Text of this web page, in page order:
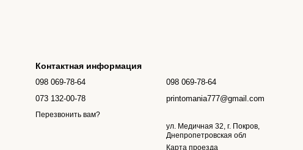
Контактная информация
098 069-78-64
073 132-00-78
Перезвонить вам?
098 069-78-64
printomania777@gmail.com
ул. Медичная 32, г. Покров,
Днепропетровская обл
Карта проезда